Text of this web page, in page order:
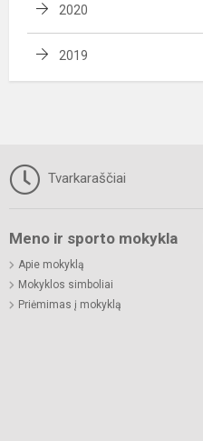
2020
2019
Tvarkaraščiai
Meno ir sporto mokykla
Apie mokyklą
Mokyklos simboliai
Priėmimas į mokyklą